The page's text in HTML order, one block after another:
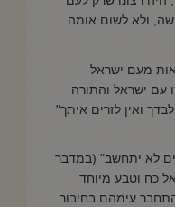
ולא לשום אומה
מעם ישראל
עם ישראל והתורה
ואין לזרים איתך"
לא יתחשב" (במדבר
כח וטבע מיוחד
עימהם בחיבור